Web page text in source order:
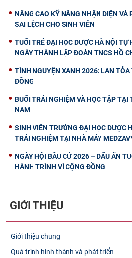
NÂNG CAO KỸ NĂNG NHẬN DIỆN VÀ
SAI LỆCH CHO SINH VIÊN
TUỔI TRẺ ĐẠI HỌC DƯỢC HÀ NỘI TỰ
NGÀY THÀNH LẬP ĐOÀN TNCS HỒ
TÌNH NGUYỆN XANH 2026: LAN TỎA
ĐỒNG
BUỔI TRẢI NGHIỆM VÀ HỌC TẬP TẠI
NAM
SINH VIÊN TRƯỜNG ĐẠI HỌC DƯỢC
TRẢI NGHIỆM TẠI NHÀ MÁY
NGÀY HỘI BẦU CỬ 2026 – DẤU ẤN
HÀNH TRÌNH VÌ CỘNG ĐỒNG
GIỚI THIỆU
Giới thiệu chung
Quá trình hình thành và phát triển